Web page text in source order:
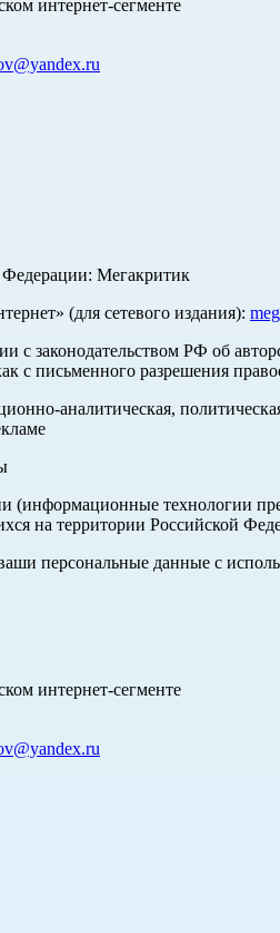
интернет-сегменте
Федерации: Мегакритик
(для сетевого издания):
с законодательством РФ об
с письменного разрешения
аналитическая,
технологии
на территории Российской
персональные данные с
интернет-сегменте